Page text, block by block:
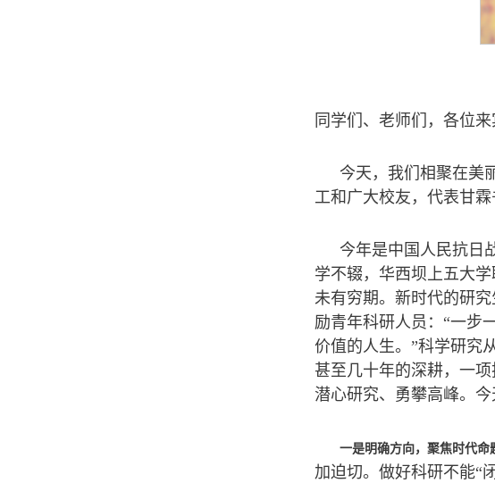
同学们、老师们，各位来
今天，我们相聚在美
工和广大校友，代表甘
今年是中国人民抗日
学不辍，华西坝上五大
未有穷期。新时代的研
励青年科研人员：“一步
价值的人生。”科学研究
甚至几十年的深耕，一
潜心研究、勇攀高峰。
一是明确方向，聚焦时代命
加迫切。做好科研不能“